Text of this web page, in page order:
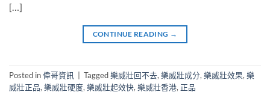
[…]
CONTINUE READING →
Posted in偉哥資訊 Tagged樂威壯回不去,樂威壯成分,樂威壯效果,樂
威壯正品,樂威壯硬度,樂威壯起效快,樂威壯香港, 正品